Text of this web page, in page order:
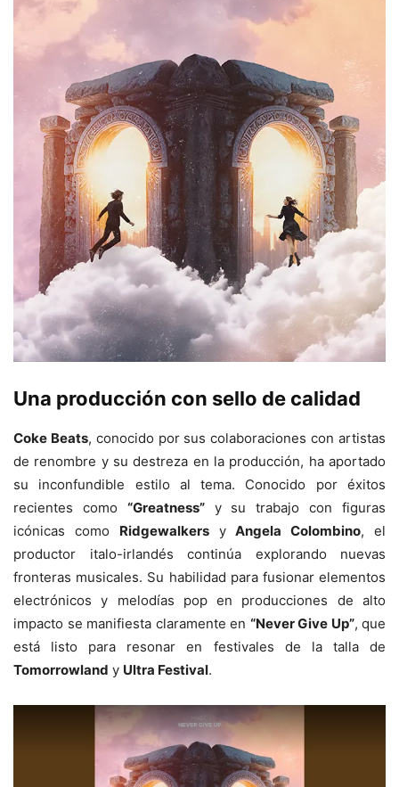
Una producción con sello de calidad
Coke Beats, conocido por sus colaboraciones con artistas
de renombre y su destreza en la producción, ha aportado
su inconfundible estilo al tema. Conocido por éxitos
recientes como “Greatness”y su trabajo con figuras
icónicas como RidgewalkersyAngela Colombino, el
productor italo-irlandés continúa explorando nuevas
fronteras musicales. Su habilidad para fusionar elementos
electrónicos y melodías pop en producciones de alto
impacto se manifiesta claramente en “Never Give Up”, que
está listo para resonar en festivales de la talla de
Tomorrowland y Ultra Festival.